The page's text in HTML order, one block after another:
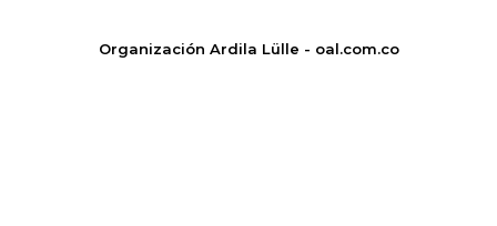
Organización Ardila Lülle - oal.com.co